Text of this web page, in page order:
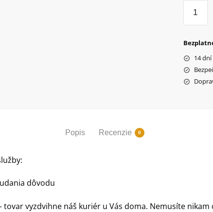
Služby
14
Popis Recenzie 0
dôvodu
tovar vyzdvihne náš kuriér u Vás doma. Nemusíte